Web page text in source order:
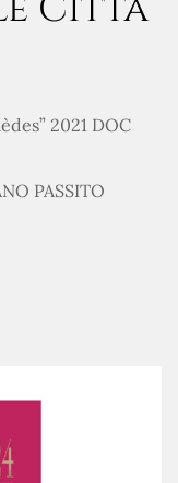
2021 DOC
PASSITO